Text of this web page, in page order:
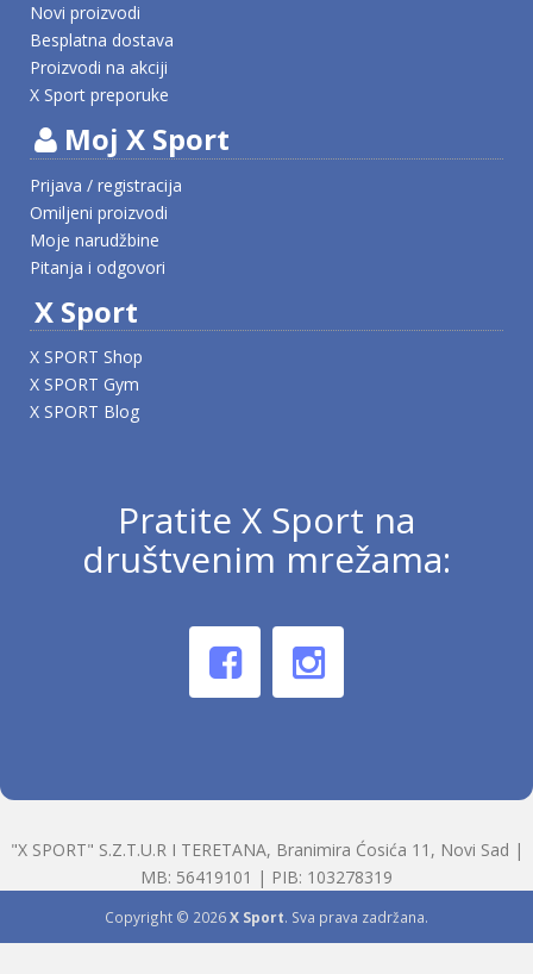
Novi proizvodi
Besplatna dostava
Proizvodi na akciji
X Sport preporuke
Moj X Sport
Prijava / registracija
Omiljeni proizvodi
Moje narudžbine
Pitanja i odgovori
X Sport
X SPORT Shop
X SPORT Gym
X SPORT Blog
Pratite X Sport na
društvenim mrežama:
"X SPORT" S.Z.T.U.R I TERETANA, Branimira Ćosića 11, Novi Sad |
MB: 56419101 | PIB: 103278319
Copyright © 2026X Sport. Sva prava zadržana.